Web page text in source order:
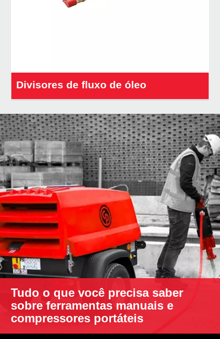
Divisores de fluxo de óleo
Tudo o que você precisa saber
sobre ferramentas manuais e
compressores portáteis